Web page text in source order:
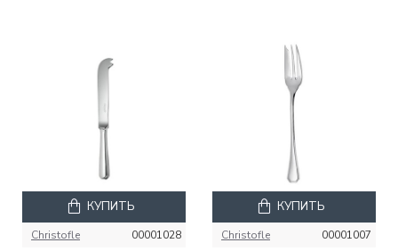
Christofle 00001028
КУПИТЬ
Christofle 00001007
КУПИТЬ